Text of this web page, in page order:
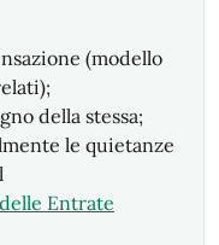
(modello
della stessa;
le quietanze
Entrate